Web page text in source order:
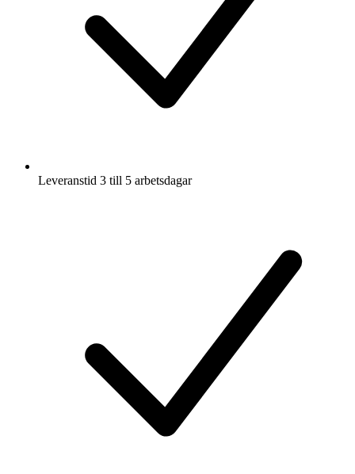
Leveranstid 3 till 5 arbetsdagar